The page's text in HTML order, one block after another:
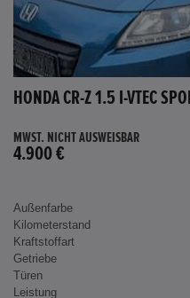
HONDA CR-Z 1.5 I-VTEC
MWST. NICHT AUSWEISBAR
4.900 €
Außenfarbe
Kilometerstand
Kraftstoffart
Getriebe
Türen
Leistung